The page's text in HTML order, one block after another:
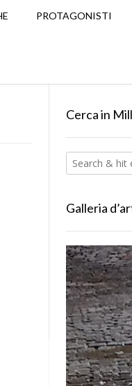
PROTAGONISTI
Cerca in
Galleria